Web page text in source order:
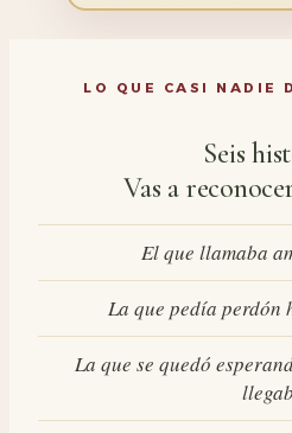
LO QUE CASI NADIE
Seis
Vas a
El que llamaba
La que pedía perdón
La que se quedó